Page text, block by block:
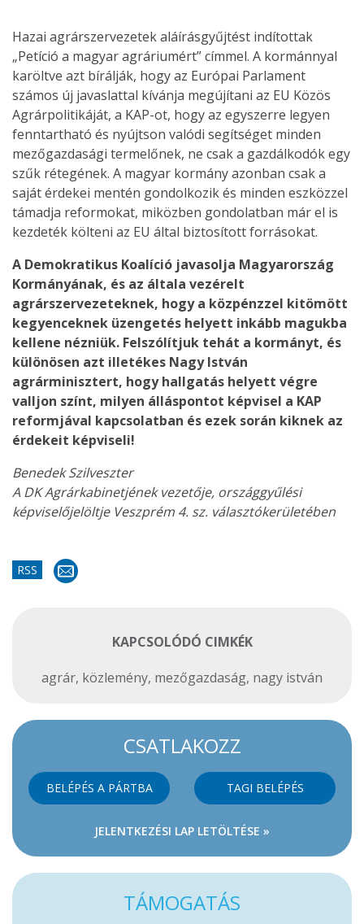
Hazai agrárszervezetek aláírásgyűjtést indítottak
„Petíció a magyar agráriumért” címmel. A kormánnyal
karöltve azt bírálják, hogy az Európai Parlament
számos új javaslattal kívánja megújítani az EU Közös
Agrárpolitikáját, a KAP-ot, hogy az egyszerre legyen
fenntartható és nyújtson valódi segítséget minden
mezőgazdasági termelőnek, ne csak a gazdálkodók egy
szűk rétegének. A magyar kormány azonban csak a
saját érdekei mentén gondolkozik és minden eszközzel
támadja reformokat, miközben gondolatban már el is
kezdeték költeni az EU által biztosított forrásokat.
A Demokratikus Koalíció javasolja Magyarország
Kormányának, és az általa vezérelt
agrárszervezeteknek, hogy a közpénzzel kitömött
kegyenceknek üzengetés helyett inkább magukba
kellene nézniük. Felszólítjuk tehát a kormányt, és
különösen azt illetékes Nagy István
agrárminisztert, hogy hallgatás helyett végre
valljon színt, milyen álláspontot képvisel a KAP
reformjával kapcsolatban és ezek során kiknek az
érdekeit képviseli!
Benedek Szilveszter
A DK Agrárkabinetjének vezetője, országgyűlési
képviselőjelöltje Veszprém 4. sz. választókerületében
RSS
KAPCSOLÓDÓ CIMKÉK
agrár, közlemény, mezőgazdaság, nagy istván
CSATLAKOZZ
BELÉPÉS A PÁRTBA TAGI BELÉPÉS
JELENTKEZÉSI LAP LETÖLTÉSE »
TÁMOGATÁS